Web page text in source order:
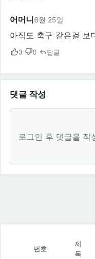
어머니6월 25일
아직도 축구 같은걸 보
0 0 답글
댓글 작성
로그인 후 댓글을 작
번호
제
목